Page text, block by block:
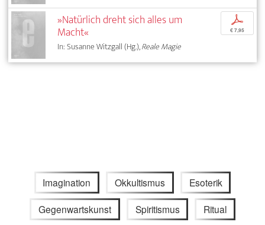
»Natürlich dreht sich alles um
Macht«
In: Susanne Witzgall (Hg.),Reale Magie
p
€ 7,95
Imagination Okkultismus Esoterik
Gegenwartskunst Spiritismus Ritual